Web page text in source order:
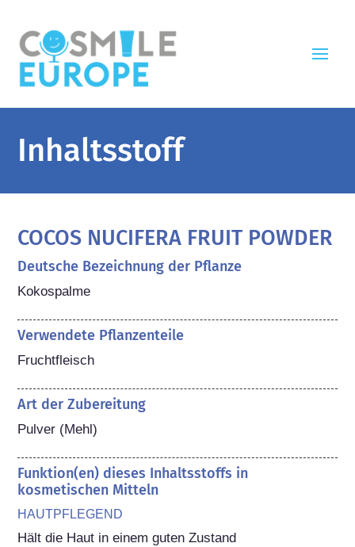
Inhaltsstoff
COCOS NUCIFERA FRUIT POWDER
Deutsche Bezeichnung der Pflanze
Kokospalme
Verwendete Pflanzenteile
Fruchtfleisch
Art der Zubereitung
Pulver (Mehl)
Funktion(en) dieses Inhaltsstoffs in
kosmetischen Mitteln
HAUTPFLEGEND
Hält die Haut in einem guten Zustand